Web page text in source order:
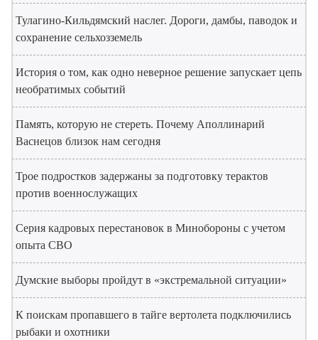
Тулагино-Кильдямский наслег. Дороги, дамбы, паводок и
сохранение сельхозземель
История о том, как одно неверное решение запускает цепь
необратимых событий
Память, которую не стереть. Почему Аполлинарий
Васнецов близок нам сегодня
Трое подростков задержаны за подготовку терактов
против военнослужащих
Серия кадровых перестановок в Минобороны с учетом
опыта СВО
Думские выборы пройдут в «экстремальной ситуации»
К поискам пропавшего в тайге вертолета подключились
рыбаки и охотники